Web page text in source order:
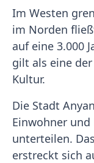
Im Westen
im Norden
auf eine 3.000
gilt als eine
Kultur.
Die Stadt
Einwohner
unterteilen.
erstreckt sich